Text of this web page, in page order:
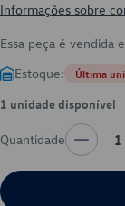
Informações sobre
Essa peça é vendida
Estoque: Última
1 unidade disponível
Quantidade 1